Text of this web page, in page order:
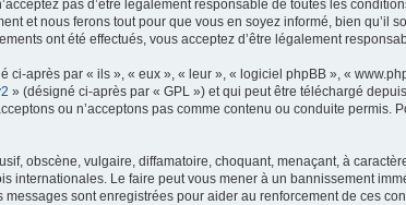
pas d’être légalement responsable de toutes les
et nous ferons tout pour que vous en soyez informé, bien
ont été effectués, vous acceptez d’être légalement
ci-après par « ils », « eux », « leur », « logiciel phpBB », «
» (désigné ci-après par « GPL ») et qui peut être téléchargé depuis
ou n’acceptons pas comme contenu ou conduite
obscène, vulgaire, diffamatoire, choquant, menaçant, à
internationales. Le faire peut vous mener à un bannissement
sont enregistrées pour aider au renforcement de ces